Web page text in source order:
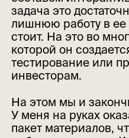
задача это
лишнюю работу в ее
стоит. На это во
которой он
тестирование или
инвесторам.
На этом мы и
У меня на руках
пакет материалов,